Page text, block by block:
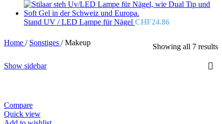
Stand UV / LED Lampe für Nägel CHF24.86
Home / Sonstiges / Makeup Showing all 7 results
Show sidebar
Compare
Quick view